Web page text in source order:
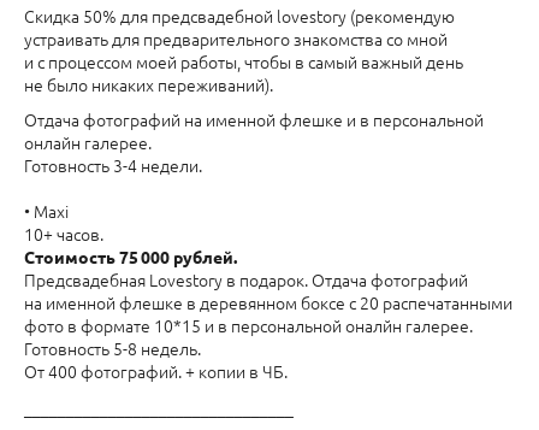
Скидка 50% для предсвадебной lovestory (рекомендую
устраивать для предварительного знакомства со мной
и с процессом моей работы, чтобы в самый важный день
не было никаких переживаний).
Отдача фотографий на именной флешке и в персональной
онлайн галерее.
Готовность 3-4 недели.
• Maxi
10+ часов.
Стоимость 75 000 рублей.
Предсвадебная Lovestory в подарок. Отдача фотографий
на именной флешке в деревянном боксе с 20 распечатанными
фото в формате 10*15 и в персональной оналйн галерее.
Готовность 5-8 недель.
От 400 фотографий. + копии в ЧБ.